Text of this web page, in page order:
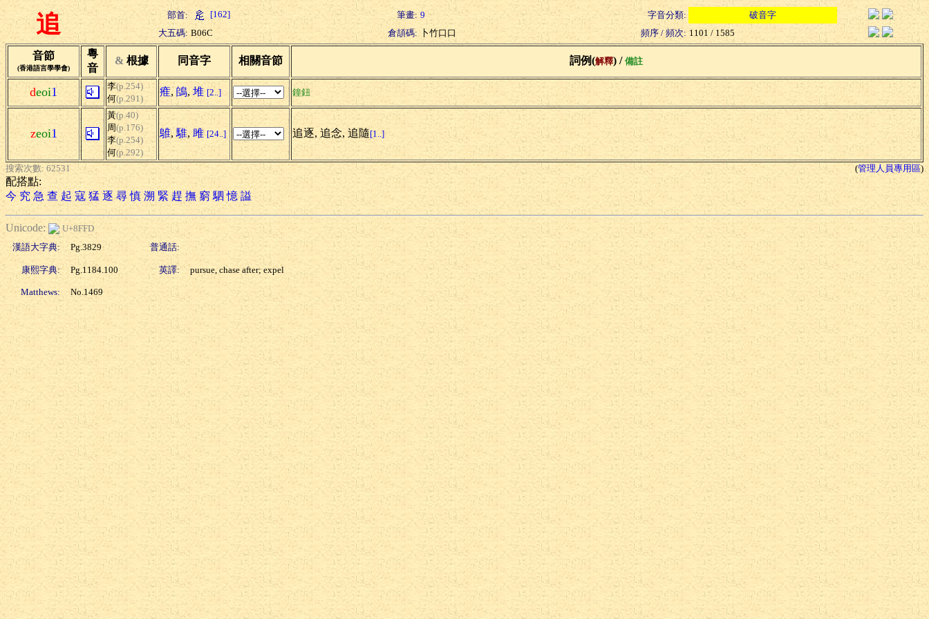
追 部首: [162] 筆畫: 9 字音分類:
破音字
大五碼: B06C 倉頡碼: 卜竹口口 頻序 / 頻次: 1101 / 1585
音節
(香港語言學學會)
粵
音
& 根據 同音字 相關音節 詞例(解釋) / 備註
deoi1 李(p.254)
何(p.291)
痽, 鴭, 堆 [2..] 鐘鈕
zeoi1
黃(p.40)
周(p.176)
李(p.254)
何(p.292)
鵻, 騅, 雎 [24..] 追逐, 追念, 追隨[1..]
搜索次數: 62531 (管理人員專用區)
配搭點:
今 究 急 查 起 寇 猛 逐 尋 慎 溯 緊 趕 撫 窮 駟 憶 謚
Unicode:
U+8FFD
漢語大字典:
Pg.3829 普通話:
康熙字典: Pg.1184.100 英譯: pursue, chase after; expel
Matthews: No.1469